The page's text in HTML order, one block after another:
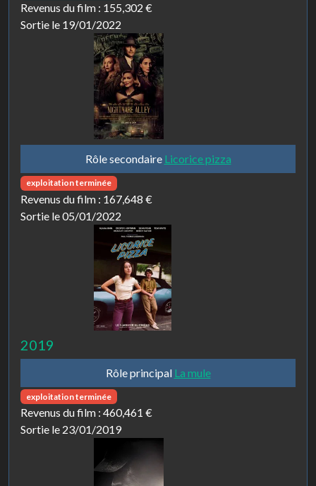
Revenus du film : 155,302 €
Sortie le 19/01/2022
Rôle secondaire Licorice pizza
exploitation terminée
Revenus du film : 167,648 €
Sortie le 05/01/2022
2019
Rôle principal La mule
exploitation terminée
Revenus du film : 460,461 €
Sortie le 23/01/2019